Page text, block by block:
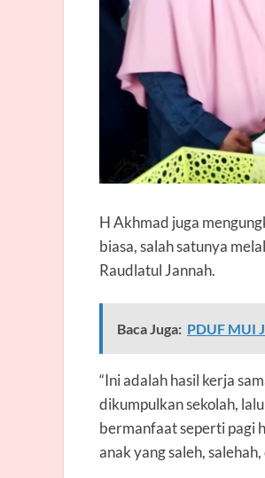
H Akhmad juga
biasa, salah satunya
Raudlatul Jannah.
Baca Juga: PDUF MUI
“Ini adalah hasil kerja
dikumpulkan sekolah,
bermanfaat seperti pagi
anak yang saleh,